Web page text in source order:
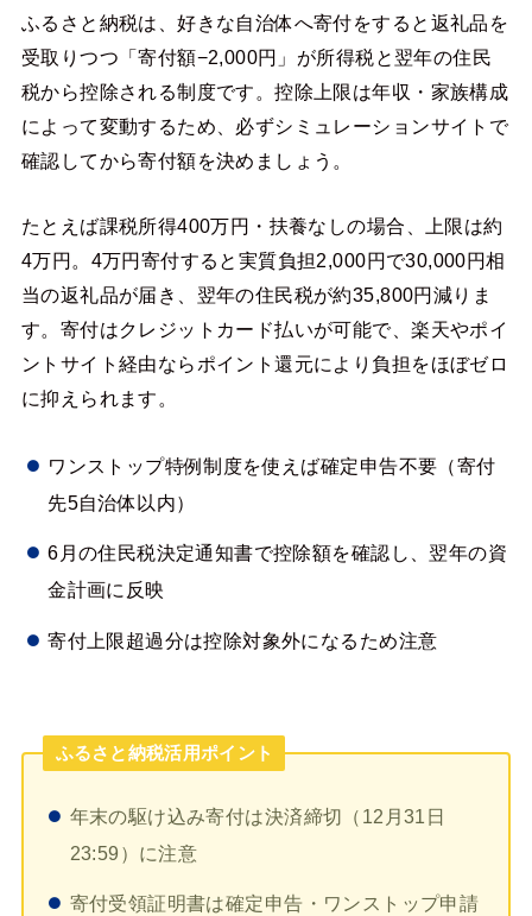
ふるさと納税は、好きな自治体へ寄付をすると返礼品を
受取りつつ「寄付額−2,000円」が所得税と翌年の住民
税から控除される制度です。控除上限は年収・家族構成
によって変動するため、必ずシミュレーションサイトで
確認してから寄付額を決めましょう。
たとえば課税所得400万円・扶養なしの場合、上限は約
4万円。4万円寄付すると実質負担2,000円で30,000円相
当の返礼品が届き、翌年の住民税が約35,800円減りま
す。寄付はクレジットカード払いが可能で、楽天やポイ
ントサイト経由ならポイント還元により負担をほぼゼロ
に抑えられます。
ワンストップ特例制度を使えば確定申告不要（寄付
先5自治体以内）
6月の住民税決定通知書で控除額を確認し、翌年の資
金計画に反映
寄付上限超過分は控除対象外になるため注意
ふるさと納税活用ポイント
年末の駆け込み寄付は決済締切（12月31日
23:59）に注意
寄付受領証明書は確定申告・ワンストップ申請